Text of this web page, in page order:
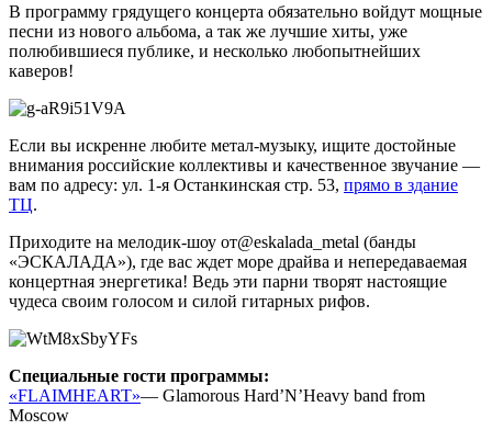
В программу грядущего концерта обязательно войдут мощные
песни из нового альбома, а так же лучшие хиты, уже
полюбившиеся публике, и несколько любопытнейших
каверов!
Если вы искренне любите метал-музыку, ищите достойные
внимания российские коллективы и качественное звучание —
вам по адресу: ул. 1-я Останкинская стр. 53, прямо в здание
ТЦ.
Приходите на мелодик-шоу от@eskalada_metal (банды
«ЭСКАЛАДА»), где вас ждет море драйва и непередаваемая
концертная энергетика! Ведь эти парни творят настоящие
чудеса своим голосом и силой гитарных рифов.
Специальные гости программы:
«FLAIMHEART»— Glamorous Hard’N’Heavy band from
Moscow